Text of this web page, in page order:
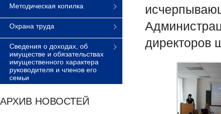
Методическая копилка
Охрана труда
Сведения о доходах, об
имуществе и обязательствах
имущественного характера
руководителя и членов его
семьи
АРХИВ НОВОСТЕЙ
директоров